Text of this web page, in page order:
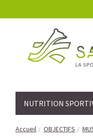
NUTRITION
Accueil OBJECTIFS